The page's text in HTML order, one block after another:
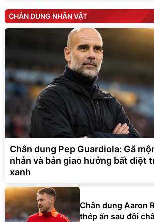
CHÂN DUNG NHÂN VẬT
Chân dung Pep Guardiola: Gã
nhẫn và bản giao hưởng bất diệt
xanh
Chân dung Aaron
thép ẩn sau đôi